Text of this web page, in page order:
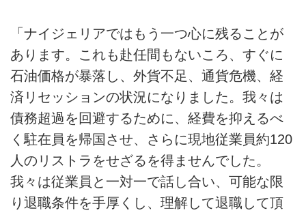
「ナイジェリアではもう一つ心に残ることが
あります。これも赴任間もないころ、すぐに
石油価格が暴落し、外貨不足、通貨危機、経
済リセッションの状況になりました。我々は
債務超過を回避するために、経費を抑えるべ
く駐在員を帰国させ、さらに現地従業員約120
人のリストラをせざるを得ませんでした。
我々は従業員と一対一で話し合い、可能な限
り退職条件を手厚くし、理解して退職して頂